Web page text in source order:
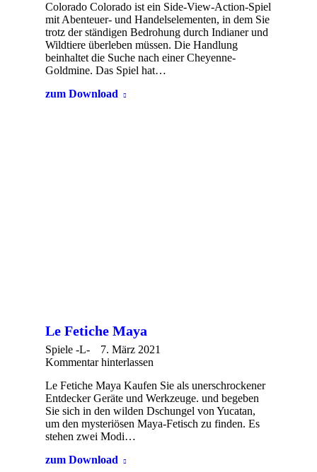
Colorado Colorado ist ein Side-View-Action-Spiel
mit Abenteuer- und Handelselementen, in dem Sie
trotz der ständigen Bedrohung durch Indianer und
Wildtiere überleben müssen. Die Handlung
beinhaltet die Suche nach einer Cheyenne-
Goldmine. Das Spiel hat…
zum Download
Le Fetiche Maya
Spiele -L-
7. März 2021
Kommentar hinterlassen
Le Fetiche Maya Kaufen Sie als unerschrockener
Entdecker Geräte und Werkzeuge. und begeben
Sie sich in den wilden Dschungel von Yucatan,
um den mysteriösen Maya-Fetisch zu finden. Es
stehen zwei Modi…
zum Download